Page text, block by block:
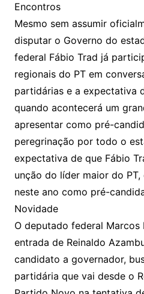
Encontros
Mesmo sem assumir
disputar o Governo do
federal Fábio Trad já
regionais do PT em
partidárias e a expectativa
quando acontecerá um
apresentar como pré-
peregrinação por todo o
expectativa de que Fábio
unção do líder maior do
neste ano como pré-
Novidade
O deputado federal Marcos
entrada de Reinaldo
candidato a governador,
partidária que vai desde o